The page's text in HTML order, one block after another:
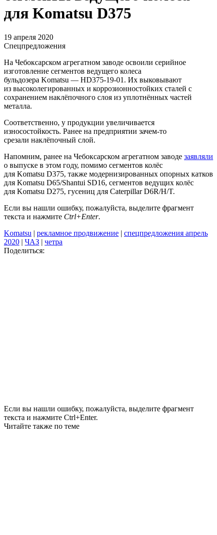
для Komatsu D375
19 апреля 2020
Спецпредложения
На Чебоксарском агрегатном заводе освоили серийное
изготовление сегментов ведущего колеса
бульдозера Komatsu — HD375-19-01. Их выковывают
из высоколегированных и коррозионностойких сталей с
сохранением наклёпочного слоя из уплотнённых частей
металла.
Соответственно, у продукции увеличивается
износостойкость. Ранее на предприятии зачем-то
срезали наклёпочный слой.
Напомним, ранее на Чебоксарском агрегатном заводе заявляли
о выпуске в этом году, помимо сегментов колёс
для Komatsu D375, также модернизированных опорных катков
для Komatsu D65/Shantui SD16, сегментов ведущих колёс
для Komatsu D275, гусениц для Caterpillar D6R/H/T.
Если вы нашли ошибку, пожалуйста, выделите фрагмент
текста и нажмите Ctrl+Enter.
Komatsu | рекламное продвижение | спецпредложения апрель
2020 | ЧАЗ | четра
Поделиться:
Если вы нашли ошибку, пожалуйста, выделите фрагмент
текста и нажмите Ctrl+Enter.
Читайте также по теме